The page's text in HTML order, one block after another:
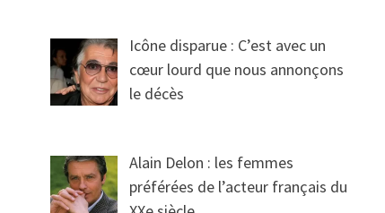
Icône disparue : C’est avec un
cœur lourd que nous annonçons
le décès
Alain Delon : les femmes
préférées de l’acteur français du